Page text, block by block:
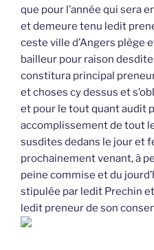
que pour l’année qui sera
et demeure tenu ledit
ceste ville d’Angers plège
bailleur pour raison
constitura principal
et choses cy dessus et
et pour le tout quant audit
accomplissement de tout
susdites dedans le jour et
prochainement venant, à
peine commise et du
stipulée par ledit Prechin
ledit preneur de son